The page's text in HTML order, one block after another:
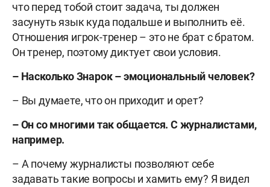
что перед тобой стоит задача, ты должен
засунуть язык куда подальше и выполнить её.
Отношения игрок-тренер – это не брат с братом.
Он тренер, поэтому диктует свои условия.
– Насколько Знарок – эмоциональный человек?
– Вы думаете, что он приходит и орет?
– Он со многими так общается. С журналистами,
например.
– А почему журналисты позволяют себе
задавать такие вопросы и хамить ему? Я видел